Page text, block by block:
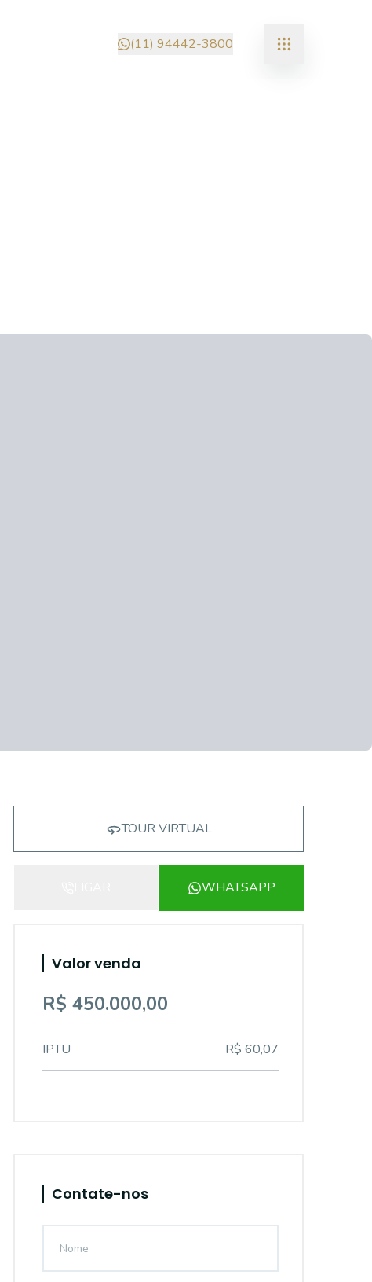
(11) 94442-3800
TOUR VIRTUAL
WHATSAPP
Valor venda
R$ 450.000,00
IPTU R$ 60,07
Contate-nos